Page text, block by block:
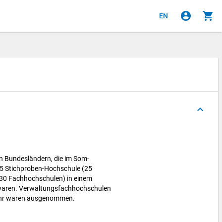
EN account_circle shopping_cart
keyboard_arrow_up
Bundesländern, die im Som-
Stichproben-Hochschule (25
Fachhochschulen) in einem
Verwaltungsfachhochschulen
waren ausgenommen.